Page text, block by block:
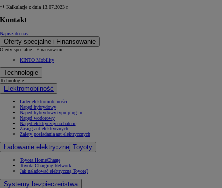
** Kalkulacje z dnia 13.07.2023 r.
Kontakt
Napisz do nas
Oferty specjalne i Finansowanie
Oferty specjalne i Finansowanie
KINTO Mobility
Technologie
Technologie
Elektromobilność
Lider elektromobilności
Napęd hybrydowy
Napęd hybrydowy typu plug-in
Napęd wodorowy
Napęd elektryczny na baterię
Zasięg aut elektrycznych
Zalety posiadania aut elektrycznych
Ładowanie elektrycznej Toyoty
Toyota HomeCharge
Toyota Charging Network
Jak naładować elektryczną Toyotę?
Systemy bezpieczeństwa